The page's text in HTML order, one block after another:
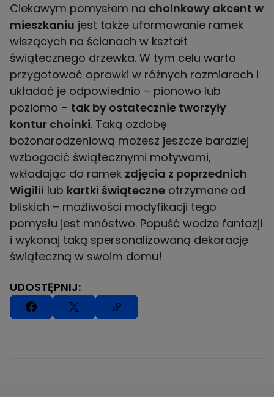
Ciekawym pomysłem na choinkowy akcent w
mieszkaniu jest także uformowanie ramek
wiszących na ścianach w kształt
świątecznego drzewka. W tym celu warto
przygotować oprawki w różnych rozmiarach i
układać je odpowiednio – pionowo lub
poziomo – tak by ostatecznie tworzyły
kontur choinki. Taką ozdobę
bożonarodzeniową możesz jeszcze bardziej
wzbogacić świątecznymi motywami,
wkładając do ramek zdjęcia z poprzednich
Wigilii lub kartki świąteczne otrzymane od
bliskich – możliwości modyfikacji tego
pomysłu jest mnóstwo. Popuść wodze fantazji
i wykonaj taką spersonalizowaną dekorację
świąteczną w swoim domu!
UDOSTĘPNIJ: